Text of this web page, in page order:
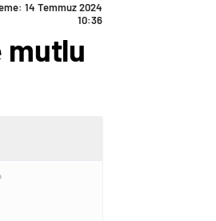
14 Temmuz 2024
10:36
mutlu